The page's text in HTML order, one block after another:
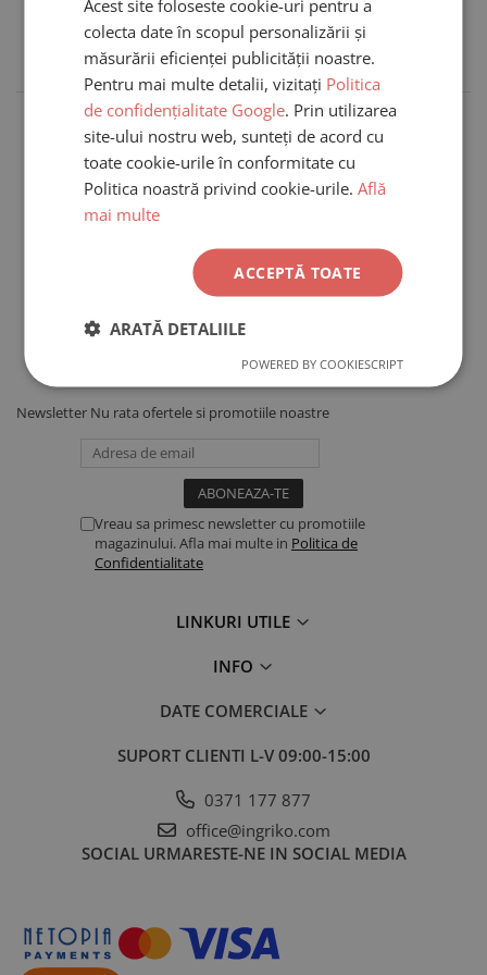
Am peste 4 comenzi ingriko, cu bijuterii pentru mine sau
redirectionarea la locker Fan e super usoara cu aplicatia lor.
Newsletter Nu rata ofertele si promotiile noastre
Vreau sa primesc newsletter cu promotiile
magazinului. Afla mai multe in Politica de
Confidentialitate
LINKURI UTILE
INFO
DATE COMERCIALE
SUPORT CLIENTI L-V 09:00-15:00
0371 177 877
office@ingriko.com
SOCIAL URMARESTE-NE IN SOCIAL MEDIA
Acest site foloseste cookie-uri pentru a
colecta date în scopul personalizării și
măsurării eficienței publicității noastre.
Pentru mai multe detalii, vizitați Politica
de confidențialitate Google. Prin utilizarea
site-ului nostru web, sunteți de acord cu
toate cookie-urile în conformitate cu
Politica noastră privind cookie-urile.Află
mai multe
ACCEPTĂ TOATE
ARATĂ DETALIILE
POWERED BY COOKIESCRIPT